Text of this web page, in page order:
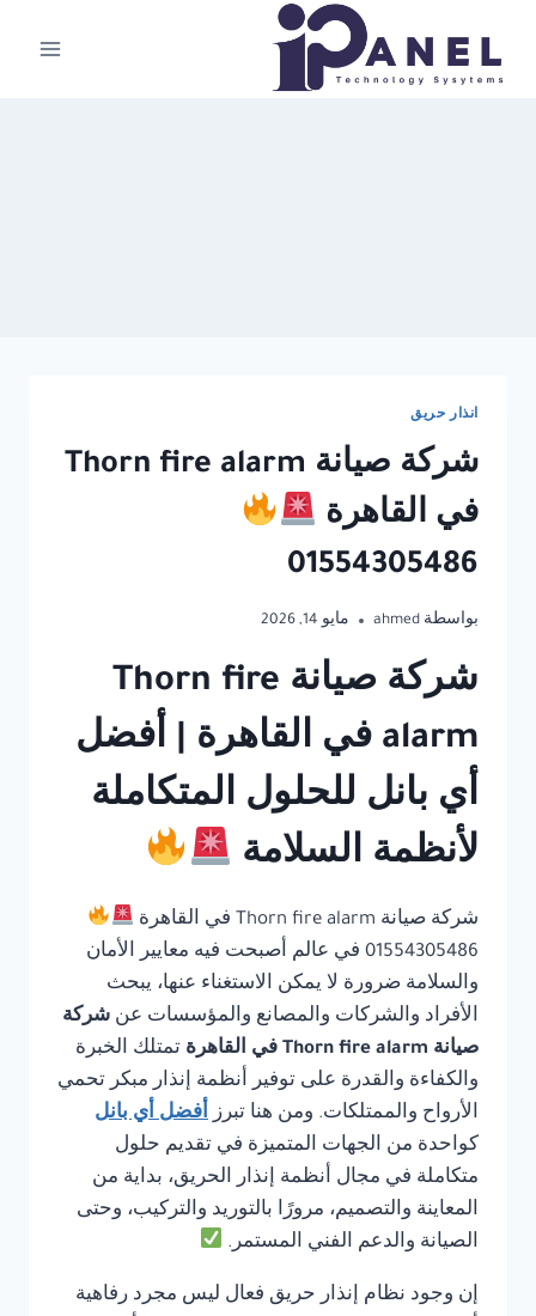
المحتوى
انذار حريق
شركة صيانة Thorn fire alarm
في القاهرة
01554305486
بواسطة ahmed مايو 14, 2026
شركة صيانة Thorn fire
alarm في القاهرة | أفضل
أي بانل للحلول المتكاملة
لأنظمة السلامة
شركة صيانة Thorn fire alarm في القاهرة
01554305486 في عالم أصبحت فيه معايير الأمان
والسلامة ضرورة لا يمكن الاستغناء عنها، يبحث
الأفراد والشركات والمصانع والمؤسسات عن شركة
صيانة Thorn fire alarm في القاهرة
تمتلك الخبرة
والكفاءة والقدرة على توفير أنظمة إنذار مبكر تحمي
الأرواح والممتلكات. ومن هنا تبرز أفضل أي بانل
كواحدة من الجهات المتميزة في تقديم حلول
متكاملة في مجال أنظمة إنذار الحريق، بداية من
المعاينة والتصميم، مرورًا بالتوريد والتركيب، وحتى
الصيانة والدعم الفني المستمر.
إن وجود نظام إنذار حريق فعال ليس مجرد رفاهية